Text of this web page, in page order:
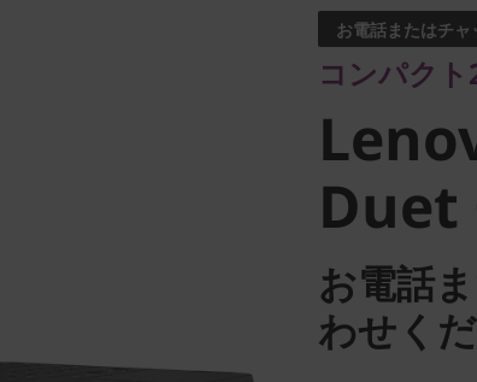
Duet
お電話またはチャ
コンパク
Duet
お電話
わせくだ